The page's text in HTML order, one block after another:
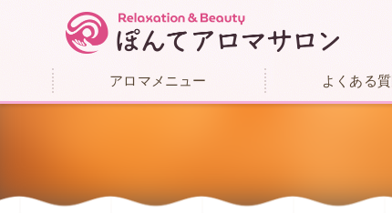
アロマメニュー よくある